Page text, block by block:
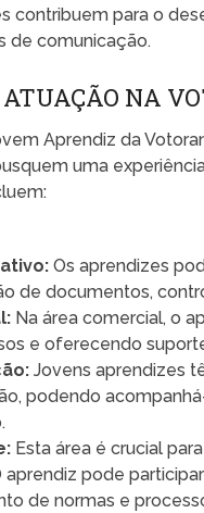
contribuem para o
de comunicação.
ATUAÇÃO NA
Aprendiz da
uma
Os aprendizes
de documentos,
Na área comercial, o
e oferecendo
Jovens aprendizes
podendo
Esta área é crucial
aprendiz pode
de normas e